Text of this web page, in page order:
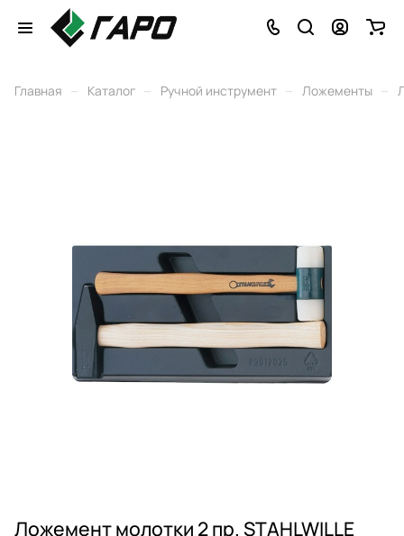
Главная – Каталог – Ручной инструмент – Ложементы –
Ложемент молотки 2 пр. STAHLWILLE